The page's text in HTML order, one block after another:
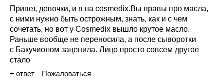
Привет, девочки, и я на cosmedix.Вы правы про масла,
с ними нужно быть острожным, знать, как и с чем
сочетать, но вот у Cosmedix вышло крутое масло.
Раньше вообще не переносила, а после сыворотки
с Бакучиолом заценила. Лицо просто совсем другое
стало
+ ответ
Пожаловаться